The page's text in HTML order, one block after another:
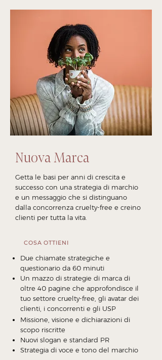
Nuova Marca
Getta le basi per anni di crescita e
successo con una strategia di marchio
e un messaggio che si distinguano
dalla concorrenza cruelty-free e creino
clienti per tutta la vita.
COSA OTTIENI
Due chiamate strategiche e
questionario da 60 minuti
Un mazzo di strategie di marca di
oltre 40 pagine che approfondisce il
tuo settore cruelty-free, gli avatar dei
clienti, i concorrenti e gli USP
Missione, visione e dichiarazioni di
scopo riscritte
Nuovi slogan e standard PR
Strategia di voce e tono del marchio